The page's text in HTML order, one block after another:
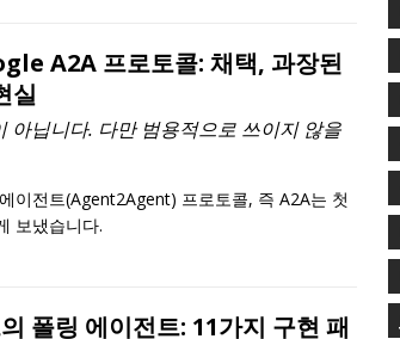
A2A 프로토콜: 채택, 과장된
실
아닙니다. 다만 범용적으로 쓰이지 않을
이전트(Agent2Agent) 프로토콜, 즉 A2A는 첫
보냈습니다.
폴링 에이전트: 11가지 구현 패